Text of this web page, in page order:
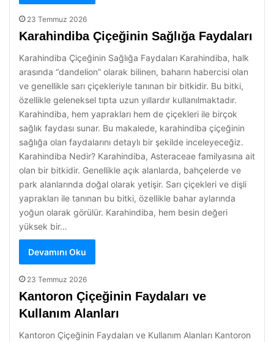
23 Temmuz 2026
Karahindiba Çiçeğinin Sağlığa Faydaları
Karahindiba Çiçeğinin Sağlığa Faydaları Karahindiba, halk
arasında “dandelion” olarak bilinen, baharın habercisi olan
ve genellikle sarı çiçekleriyle tanınan bir bitkidir. Bu bitki,
özellikle geleneksel tıpta uzun yıllardır kullanılmaktadır.
Karahindiba, hem yaprakları hem de çiçekleri ile birçok
sağlık faydası sunar. Bu makalede, karahindiba çiçeğinin
sağlığa olan faydalarını detaylı bir şekilde inceleyeceğiz.
Karahindiba Nedir? Karahindiba, Asteraceae familyasına ait
olan bir bitkidir. Genellikle açık alanlarda, bahçelerde ve
park alanlarında doğal olarak yetişir. Sarı çiçekleri ve dişli
yaprakları ile tanınan bu bitki, özellikle bahar aylarında
yoğun olarak görülür. Karahindiba, hem besin değeri
yüksek bir…
Devamını Oku
23 Temmuz 2026
Kantoron Çiçeğinin Faydaları ve
Kullanım Alanları
Kantoron Çiçeğinin Faydaları ve Kullanım Alanları Kantoron